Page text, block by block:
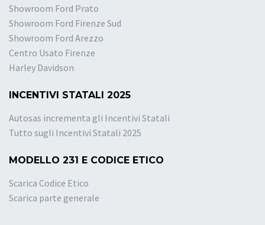
Showroom Ford Prato
Showroom Ford Firenze Sud
Showroom Ford Arezzo
Centro Usato Firenze
Harley Davidson
INCENTIVI STATALI 2025
Autosas incrementa gli Incentivi Statali
Tutto sugli Incentivi Statali 2025
MODELLO 231 E CODICE ETICO
Scarica Codice Etico
Scarica parte generale